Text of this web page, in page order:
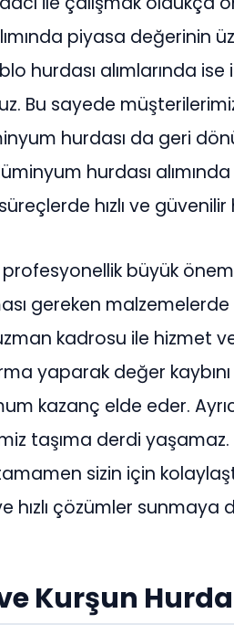
piyasa değerinin
hurdası alımlarında ise
Bu sayede
hurdası da geri
hurdası
hızlı ve güvenilir
büyük önem
gereken
kadrosu ile hizmet
yaparak değer
kazanç elde eder.
taşıma derdi yaşamaz.
sizin için
hızlı çözümler sunmaya
Kurşun